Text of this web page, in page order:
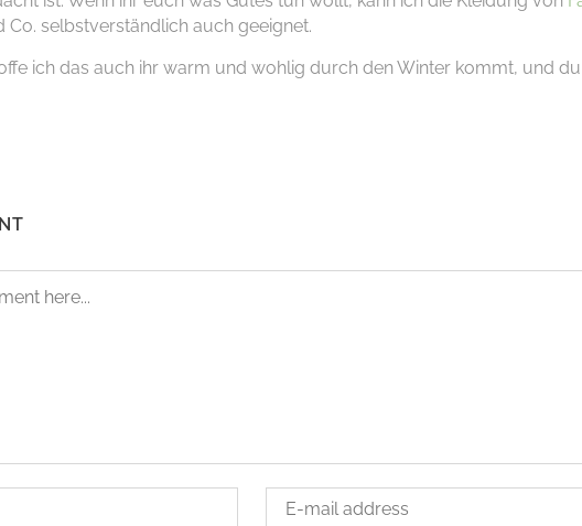
Co. selbstverständlich auch geeignet.
ich das auch ihr warm und wohlig durch den Winter kommt, und
So arbeiten wir
Kontakt
Impressum